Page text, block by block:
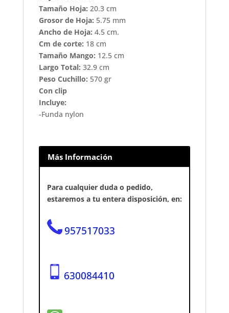
Tamaño Hoja: 20.3 cm
Grosor de Hoja: 5.75 mm
Ancho de Hoja: 4.5 cm.
Cm de corte: 18 cm
Tamaño Mango: 12.5 cm
Largo Total: 32.9 cm
Peso Cuchillo: 570 gr
Con clip
Incluye:
-Funda nylon
Más Información
Para cualquier duda o pedido,
estaremos a tu entera disposición, en:
957517033
630084410